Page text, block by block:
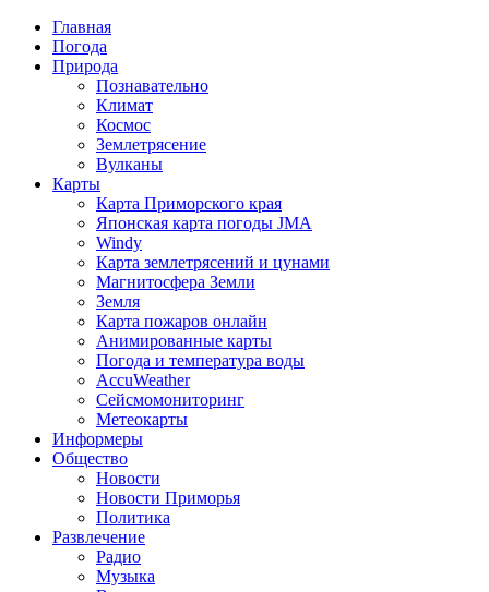
Главная
Погода
Природа
Познавательно
Климат
Космос
Землетрясение
Вулканы
Карты
Карта Приморского края
Японская карта погоды JMA
Windy
Карта землетрясений и цунами
Магнитосфера Земли
Земля
Карта пожаров онлайн
Анимированные карты
Погода и температура воды
AccuWeather
Сейсмомониторинг
Метеокарты
Информеры
Общество
Новости
Новости Приморья
Политика
Развлечение
Радио
Музыка